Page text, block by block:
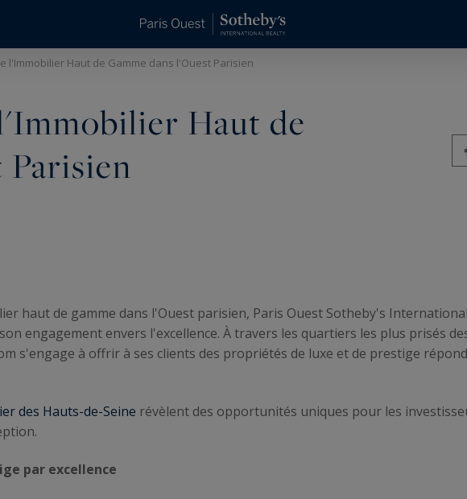
l'Immobilier Haut de Gamme dans l'Ouest Parisien
Haut de
Parisien
haut de gamme dans l'Ouest parisien, Paris Ouest Sotheby's
engagement envers l'excellence. À travers les quartiers les plus prisés
s'engage à offrir à ses clients des propriétés de luxe et de prestige
des Hauts-de-Seine révèlent des opportunités uniques pour les
par excellence